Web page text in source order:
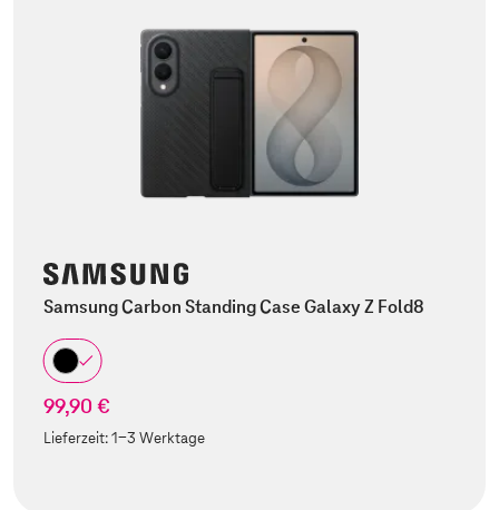
Samsung Carbon Standing Case Galaxy Z Fold8
99,90 €
Lieferzeit:1-3 Werktage